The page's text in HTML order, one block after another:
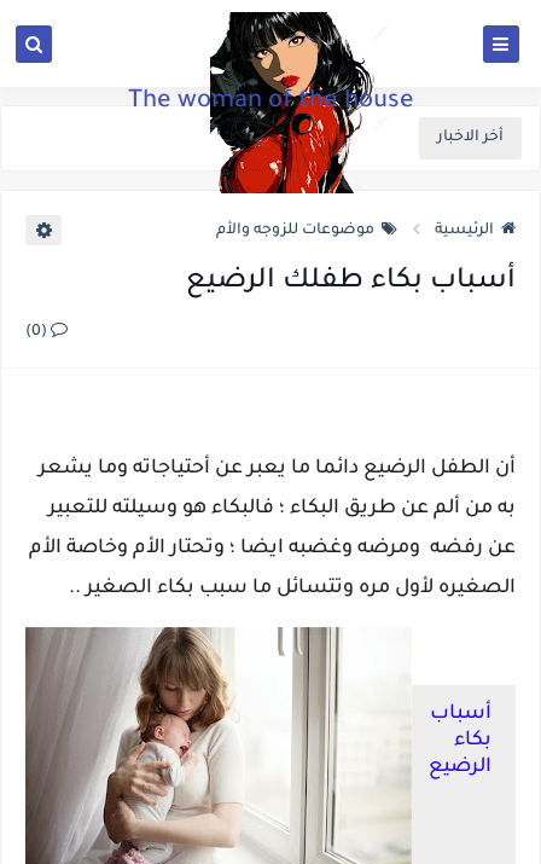
The woman of the house
أخر الاخبار
الرئيسية موضوعات للزوجه والأم
أسباب بكاء طفلك الرضيع
(0)
أن الطفل الرضيع دائما ما يعبر عن أحتياجاته وما يشعر
به من ألم عن طريق البكاء ؛ فالبكاء هو وسيلته للتعبير
عن رفضه ومرضه وغضبه ايضا ؛ وتحتار الأم وخاصة الأم
الصغيره لأول مره وتتسائل ما سبب بكاء الصغير ..
أسباب
بكاء
الرضيع